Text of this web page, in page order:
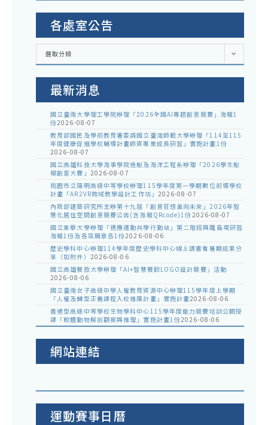
各處室公告
各
室
選取分類
最新消息
國立臺南大學理工學院辦理「2026全國AI專題創意競賽」海報1
份2026-08-07
教育部國民及學前教育署委請國立臺灣師範大學辦理「114至115
年度健康促進學校輔導計畫師資專業成長研習」實施計畫1份
2026-08-07
國立高雄科技大學海事學院造船及海洋工程系辦理「2026學生船
模創客大賽」 2026-08-07
桃園市立陽明高級中等學校辦理115學年度第一學期數位前導學校
計畫「AR2VR跨域教學設計工作坊」 2026-08-07
內政部建築研究所主辦第十九屆「創意狂想巢向未來」2026年智
慧化居住空間創意競賽公告(含海報QRcode)1份2026-08-07
國立東華大學辦理「適應運動共學行動站」第二階段與離島場研習
海報1份及各區簡章各1份2026-08-06
歷史學科中心辦理114學年度歷史學科中心線上讀書會暑期成果分
享（如附件） 2026-08-06
國立高雄餐旅大學辦理「AI+智慧餐飲LOGO設計競賽」活動
2026-08-06
國立臺南女子高級中學人權教育資源中心辦理115學年度上學期
「人權及轉型正義課程入校推廣計畫」實施計畫2026-08-06
普通型高級中等學校生物學科中心115學年度能力競賽培訓公開授
課「軟體動物解剖觀察與推理」實施計畫1份2026-08-06
網站連結
運動賽事日曆